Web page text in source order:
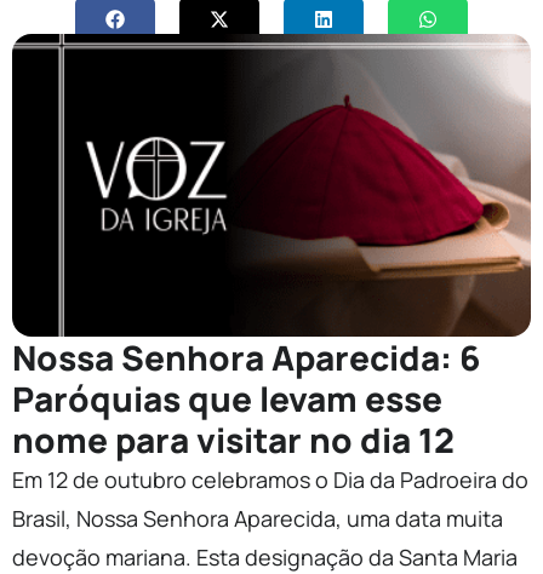
Nossa Senhora Aparecida: 6
Paróquias que levam esse
nome para visitar no dia 12
Em 12 de outubro celebramos o Dia da Padroeira do
Brasil, Nossa Senhora Aparecida, uma data muita
devoção mariana. Esta designação da Santa Maria